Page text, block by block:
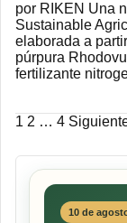
por RIKEN Una
Sustainable
elaborada a
púrpura
fertilizante
de
entradas
1 2 … 4
10 de